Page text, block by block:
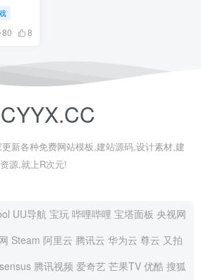
80 8
新各种免费网站模板,建站源码,设计素材,建
源,就上R次元!
UU导航 宝玩 哔哩哔哩 宝塔面板 央视网
Steam 阿里云 腾讯云 华为云 尊云 又拍
腾讯视频 爱奇艺 芒果TV 优酷 搜狐